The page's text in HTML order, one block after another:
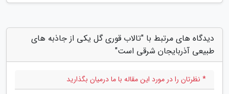
دیدگاه های مرتبط با "تالاب قوری گل یکی از جاذبه های
طبیعی آذربایجان شرقی است"
* نظرتان را در مورد این مقاله با ما درمیان بگذارید